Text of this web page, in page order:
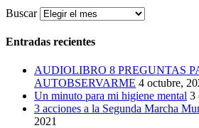
Buscar
Entradas recientes
AUDIOLIBRO 8 PREGUNTAS
AUTOBSERVARME 4 octubre,
Un minuto para mi higiene mental 3
3 acciones a la Segunda Marcha
2021